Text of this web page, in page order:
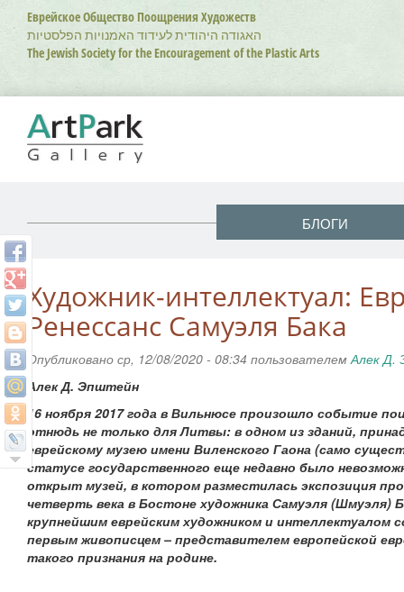
Перейти
основному
содержанию
Еврейское Общество Поощрения Художеств
האגודה היהודית לעידוד האמנויות הפלסטיות
The Jewish Society for the Encouragement of the Plastic Arts
БЛОГИ
Художник-интеллектуал:
Ренессанс Самуэля Бака
Опубликовано ср, 12/08/2020 - 08:34 пользователемАлек Д.
Алек Д. Эпштейн
16 ноября 2017 года в Вильнюсе произошло событие
отнюдь не только для Литвы: в одном из зданий,
еврейскому музею имени Виленского Гаона (само
статусе государственного еще недавно было
открыт музей, в котором разместилась экспозиция
четверть века в Бостоне художника Самуэля (Шмуэля)
крупнейшим еврейским художником и интеллектуалом
первым живописцем – представителем европейской
такого признания на родине.